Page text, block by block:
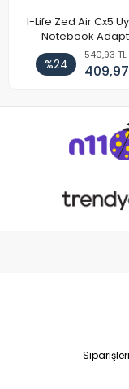
I-Life Zed Air Cx5
Notebook
%24
540,93 TL